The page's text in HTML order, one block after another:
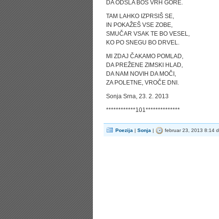
DA ODŠLA BOŠ VRH GORE.
TAM LAHKO IZPRSIŠ SE,
IN POKAŽEŠ VSE ZOBE,
SMUČAR VSAK TE BO VESEL,
KO PO SNEGU BO DRVEL.
MI ZDAJ ČAKAMO POMLAD,
DA PREŽENE ZIMSKI HLAD,
DA NAM NOVIH DA MOČI,
ZA POLETNE, VROČE DNI.
Sonja Srna, 23. 2. 2013
************101**************
Poezija | Sonja | februar 23, 2013 8:14